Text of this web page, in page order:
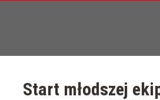
Start młodszej